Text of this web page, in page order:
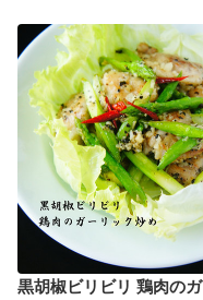
黒胡椒ビリビリ 鶏肉のガ